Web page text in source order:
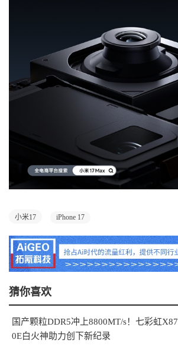
小米17 iPhone 17
猜你喜欢
国产颗粒DDR5冲上8800MT/s！七彩虹X87
0E白火神助力创下新纪录